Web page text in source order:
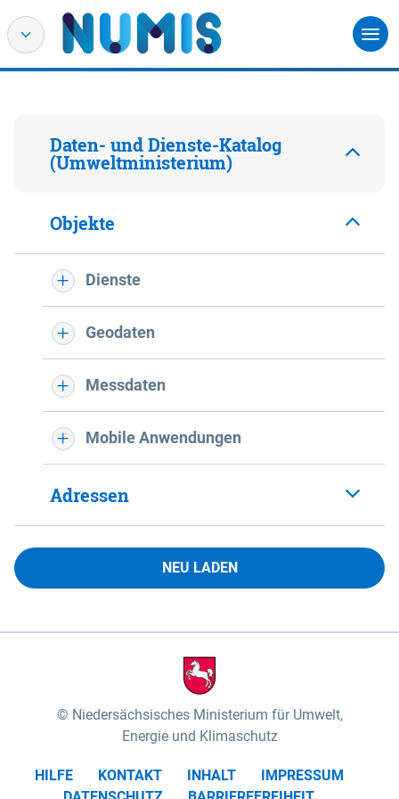
Daten- und Dienste-Katalog
(Umweltministerium)
Objekte
Dienste
Geodaten
Messdaten
Mobile Anwendungen
Adressen
NEU LADEN
Niedersächsisches Ministerium für Umwelt,
Energie und Klimaschutz
HILFE KONTAKT INHALT
IMPRESSUM